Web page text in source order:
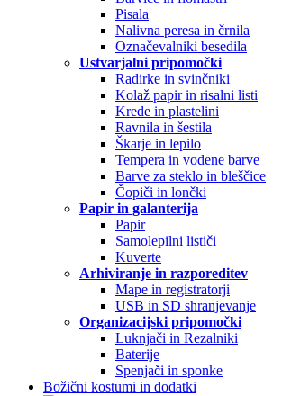
Pisala
Nalivna peresa in črnila
Označevalniki besedila
Ustvarjalni pripomočki
Radirke in svinčniki
Kolaž papir in risalni listi
Krede in plastelini
Ravnila in šestila
Škarje in lepilo
Tempera in vodene barve
Barve za steklo in bleščice
Čopiči in lončki
Papir in galanterija
Papir
Samolepilni lističi
Kuverte
Arhiviranje in razporeditev
Mape in registratorji
USB in SD shranjevanje
Organizacijski pripomočki
Luknjači in Rezalniki
Baterije
Spenjači in sponke
Božični kostumi in dodatki